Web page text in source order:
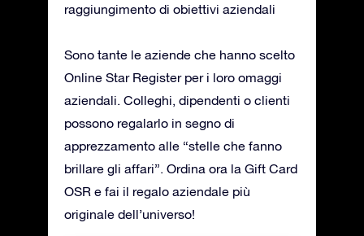
raggiungimento di obiettivi aziendali
Sono tante le aziende che hanno scelto
Online Star Register per i loro omaggi
aziendali. Colleghi, dipendenti o clienti
possono regalarlo in segno di
apprezzamento alle “stelle che fanno
brillare gli affari”. Ordina ora la Gift Card
OSR e fai il regalo aziendale più
originale dell’universo!